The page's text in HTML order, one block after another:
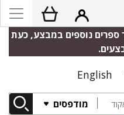
ספרים נוספים במבצע, כעת
English
מודפסים